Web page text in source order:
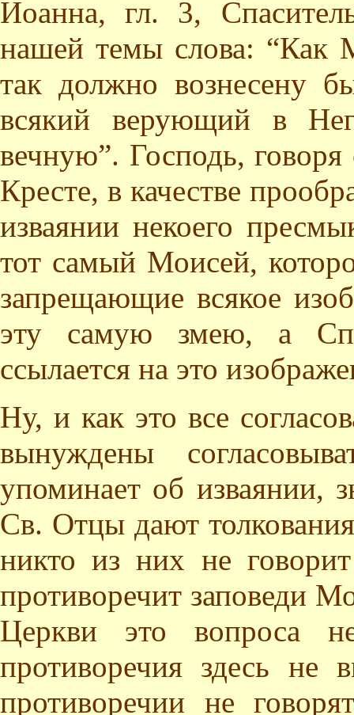
Иоанна, гл. 3,
нашей темы слова: “Как
так должно вознесену
всякий верующий в
вечную”. Господь,
Кресте, в качестве
изваянии некоего
тот самый Моисей,
запрещающие всякое
эту самую змею, а
ссылается на это
Ну, и как это все
вынуждены
упоминает об изваянии,
Св. Отцы дают
никто из них не
противоречит заповеди
Церкви это вопроса
противоречия здесь не
противоречии не